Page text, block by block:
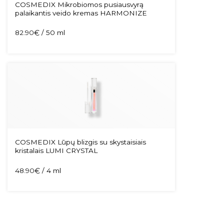
COSMEDIX Mikrobiomos pusiausvyrą
palaikantis veido kremas HARMONIZE
82.90€/ 50 ml
COSMEDIX Lūpų blizgis su skystaisiais
kristalais LUMI CRYSTAL
48.90€/ 4 ml